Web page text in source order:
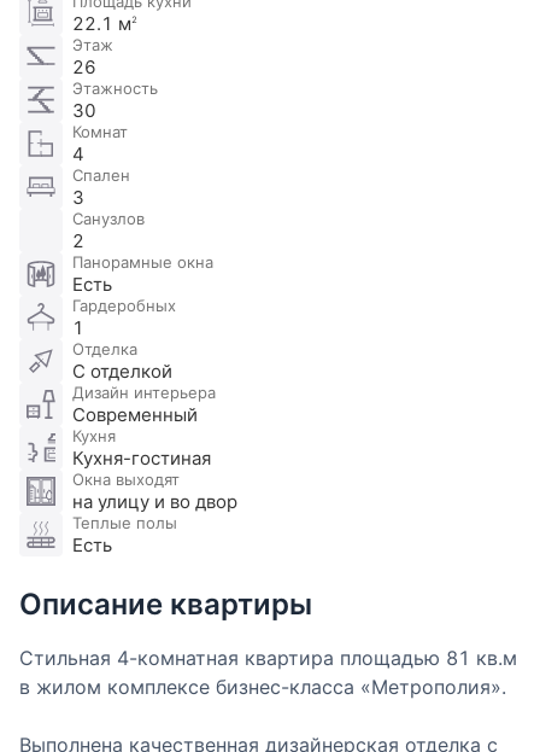
22.1 м2
Этаж
26
Этажность
30
Комнат
4
Спален
3
Санузлов
2
Панорамные окна
Есть
Гардеробных
1
Отделка
С отделкой
Дизайн интерьера
Современный
Кухня
Кухня-гостиная
Окна выходят
на улицу и во двор
Теплые полы
Есть
Описание квартиры
Стильная 4-комнатная квартира площадью 81 кв.м
в жилом комплексе бизнес-класса «Метрополия».
Выполнена качественная дизайнерская отделка с